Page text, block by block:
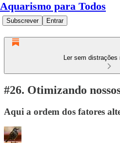
Aquarismo para Todos
Subscrever Entrar
Ler sem
#26. Otimizando
Aqui a ordem dos fatores